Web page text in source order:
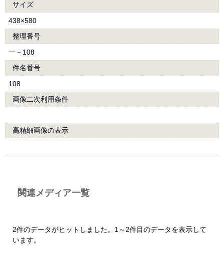
サイズ
438×580
整理番号
一－108
件名番号
108
画像二次利用条件
高精細画像の表示
関連メディア一覧
2件のデータがヒットしました。1～2件目のデータを表示して
います。